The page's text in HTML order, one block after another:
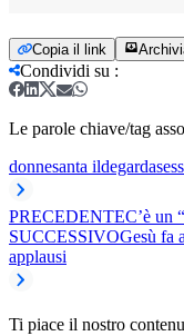
Copia il link
Condividi su :
Le parole chiave/tag
donnesanta ildegarda
PRECEDENTEC’è un
SUCCESSIVOGesù fa
applausi
Ti piace il nostro